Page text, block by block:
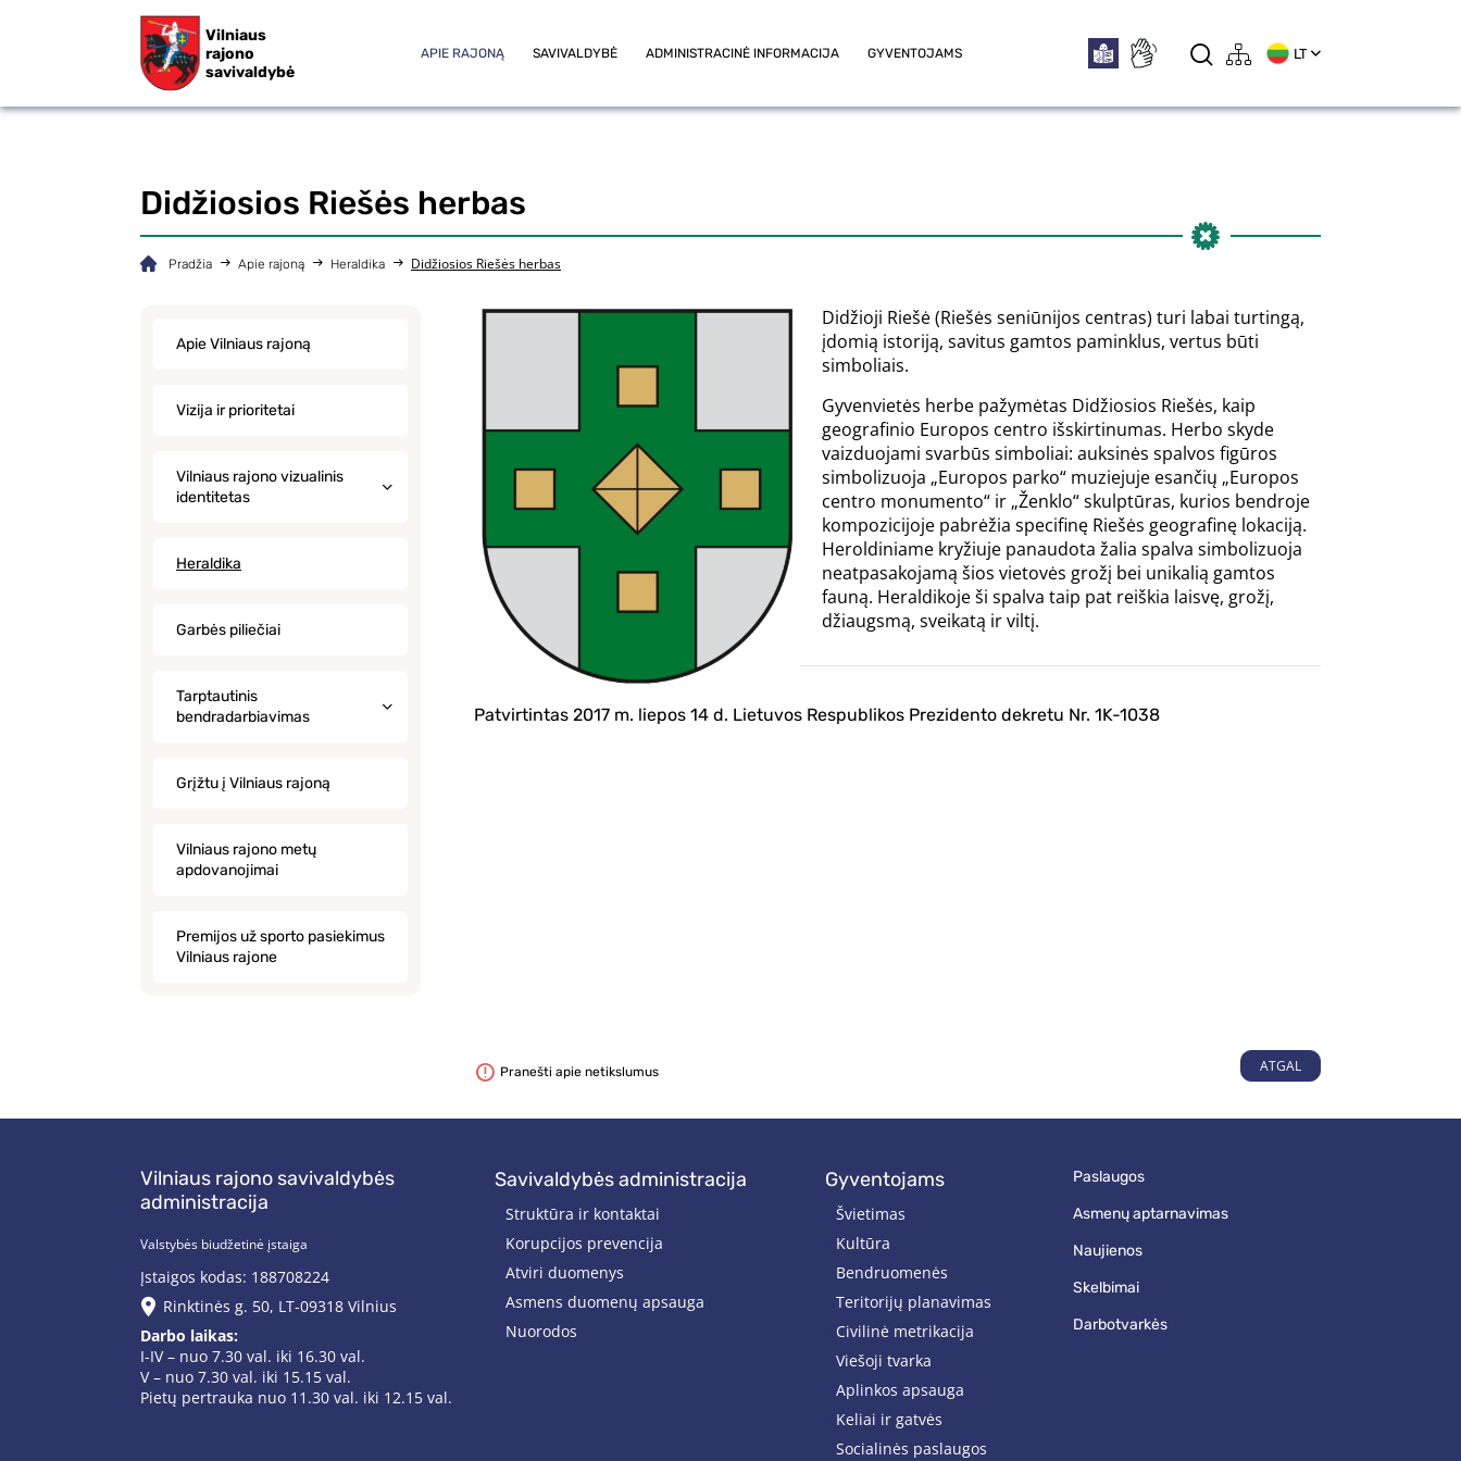
Vilniaus
rajono
savivaldybė
APIE RAJONĄ SAVIVALDYBĖ ADMINISTRACINĖ INFORMACIJA GYVENTOJAMS LT
Didžiosios Riešės herbas
Pradžia Apie rajoną Heraldika Didžiosios Riešės herbas
Apie Vilniaus rajoną
Vizija ir prioritetai
Vilniaus rajono vizualinis
identitetas
Heraldika
Garbės piliečiai
Tarptautinis
bendradarbiavimas
Grįžtu į Vilniaus rajoną
Vilniaus rajono metų
apdovanojimai
Premijos už sporto pasiekimus
Vilniaus rajone
Didžioji Riešė (Riešės seniūnijos centras) turi labai turtingą,
įdomią istoriją, savitus gamtos paminklus, vertus būti
simboliais.
Gyvenvietės herbe pažymėtas Didžiosios Riešės, kaip
geografinio Europos centro išskirtinumas. Herbo skyde
vaizduojami svarbūs simboliai: auksinės spalvos figūros
simbolizuoja „Europos parko“ muziejuje esančių „Europos
centro monumento“ ir „Ženklo“ skulptūras, kurios bendroje
kompozicijoje pabrėžia specifinę Riešės geografinę lokaciją.
Heroldiniame kryžiuje panaudota žalia spalva simbolizuoja
neatpasakojamą šios vietovės grožį bei unikalią gamtos
fauną. Heraldikoje ši spalva taip pat reiškia laisvę, grožį,
džiaugsmą, sveikatą ir viltį.
Patvirtintas 2017 m. liepos 14 d. Lietuvos Respublikos Prezidento dekretu Nr. 1K-1038
Pranešti apie netikslumus ATGAL
Vilniaus rajono savivaldybės
administracija
Valstybės biudžetinė įstaiga
Įstaigos kodas: 188708224
Rinktinės g. 50, LT-09318 Vilnius
Darbo laikas:
I-IV – nuo 7.30 val. iki 16.30 val.
V – nuo 7.30 val. iki 15.15 val.
Pietų pertrauka nuo 11.30 val. iki 12.15 val.
savivaldybės administracija
Struktūra ir kontaktai
Korupcijos prevencija
Atviri duomenys
Asmens duomenų apsauga
Nuorodos
gyventojams
Švietimas
Kultūra
Bendruomenės
Teritorijų planavimas
Civilinė metrikacija
Viešoji tvarka
Aplinkos apsauga
Keliai ir gatvės
Socialinės paslaugos
paslaugos
asmenų aptarnavimas
naujienos
skelbimai
darbotvarkės